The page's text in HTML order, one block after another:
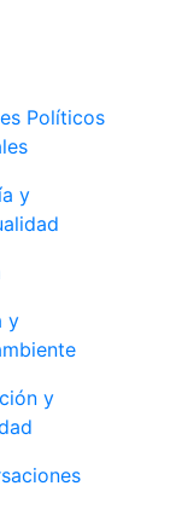
Políticos
y
y
y